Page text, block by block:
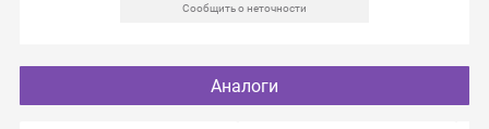
Сообщить о неточности
Аналоги